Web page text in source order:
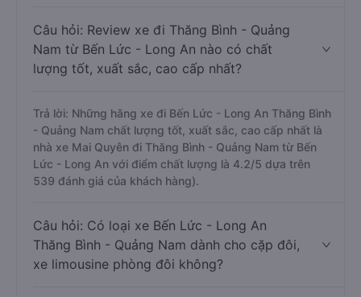
Câu hỏi: Review xe đi Thăng Bình - Quảng
Nam từ Bến Lức - Long An nào có chất
lượng tốt, xuất sắc, cao cấp nhất?
Trả lời: Những hãng xe đi Bến Lức - Long An Thăng Bình
- Quảng Nam chất lượng tốt, xuất sắc, cao cấp nhất là
nhà xe Mai Quyên đi Thăng Bình - Quảng Nam từ Bến
Lức - Long An với điểm chất lượng là 4.2/5 dựa trên
539 đánh giá của khách hàng).
Câu hỏi: Có loại xe Bến Lức - Long An
Thăng Bình - Quảng Nam dành cho cặp đôi,
xe limousine phòng đôi không?